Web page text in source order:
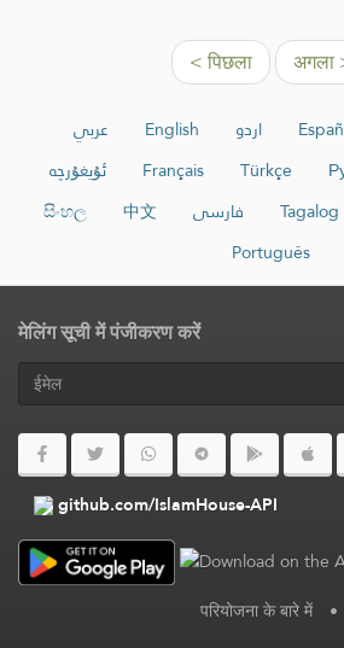
< पिछला अगला
عربي English اردو
ئۇيغۇرچە
Français Türkçe
සිංහල
中文 فارسی Tagalog
Português
मेलिंग सूची में पंजीकरण करें
github.com/IslamHouse-API
परियोजना के बारे में •